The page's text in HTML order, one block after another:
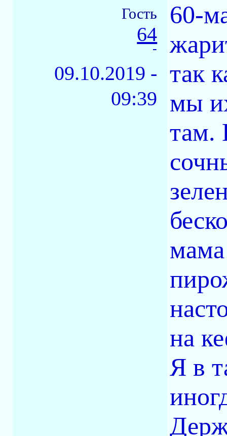
Гость
64
-
09.10.2019 -
09:39
60-
так
мы
там.
на
Я в